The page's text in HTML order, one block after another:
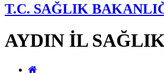
T.C. SAĞLIK
AYDIN İL